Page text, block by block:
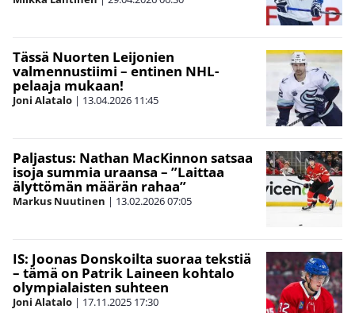
Tässä Nuorten Leijonien
valmennustiimi – entinen NHL-
pelaaja mukaan!
Joni Alatalo | 13.04.2026 11:45
Paljastus: Nathan MacKinnon satsaa
isoja summia uraansa – ”Laittaa
älyttömän määrän rahaa”
Markus Nuutinen | 13.02.202607:05
IS: Joonas Donskoilta suoraa tekstiä
– tämä on Patrik Laineen kohtalo
olympialaisten suhteen
Joni Alatalo | 17.11.2025 17:30